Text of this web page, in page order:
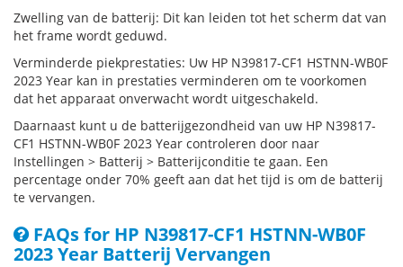
Zwelling van de batterij: Dit kan leiden tot het scherm dat van
het frame wordt geduwd.
Verminderde piekprestaties: Uw HP N39817-CF1 HSTNN-WB0F
2023 Year kan in prestaties verminderen om te voorkomen
dat het apparaat onverwacht wordt uitgeschakeld.
Daarnaast kunt u de batterijgezondheid van uw HP N39817-
CF1 HSTNN-WB0F 2023 Year controleren door naar
Instellingen > Batterij > Batterijconditie te gaan. Een
percentage onder 70% geeft aan dat het tijd is om de batterij
te vervangen.
FAQs for HP N39817-CF1 HSTNN-WB0F
2023 Year Batterij Vervangen